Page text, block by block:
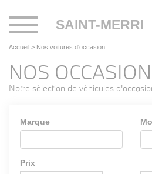
SAINT-MERRI
Toggle
navigation
Accueil > Nos voitures d'occasion
NOS
Notre sélection de véhicules
Marque
Prix